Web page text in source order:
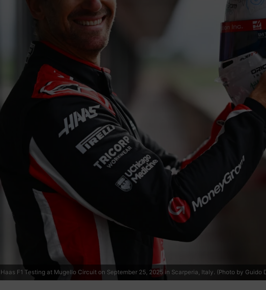
Haas F1 Testing at Mugello Circuit on September 25, 2025 in Scarperia, Italy. (Photo by Guido